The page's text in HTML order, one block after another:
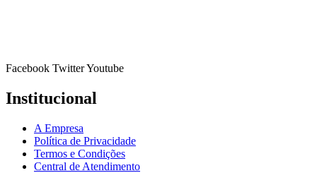
Facebook TwitterYoutube
Institucional
A Empresa
Política de Privacidade
Termos e Condições
Central de Atendimento